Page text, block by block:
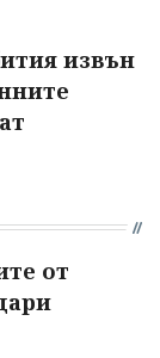
извън
от